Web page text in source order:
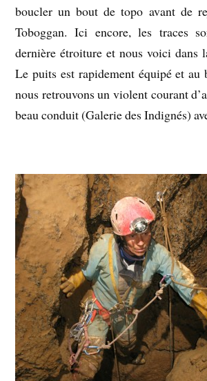
boucler un bout de topo avant de
Toboggan. Ici encore, les traces
dernière étroiture et nous voici dans
Le puits est rapidement équipé et au
nous retrouvons un violent courant
beau conduit (Galerie des Indignés)